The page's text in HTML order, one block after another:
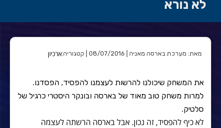
לא נורא
מאת: מערכת בארסה מאניה | 08/07/2016 | קטגוריה: ארכיון
את המשחק שיכולנו להרשות לעצמנו להפסיד, הפסדנו.
למרות משחק טוב מאוד של בארסה ובונקר היסטרי כרגיל של
סלטיק.
לא כיף להפסיד, זה נכון. אבל בארסה הרשתה לעצמה